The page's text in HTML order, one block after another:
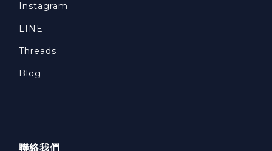
Instagram
LINE
Threads
Blog
聯絡我們